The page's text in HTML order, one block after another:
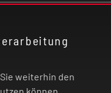
weiterhin den